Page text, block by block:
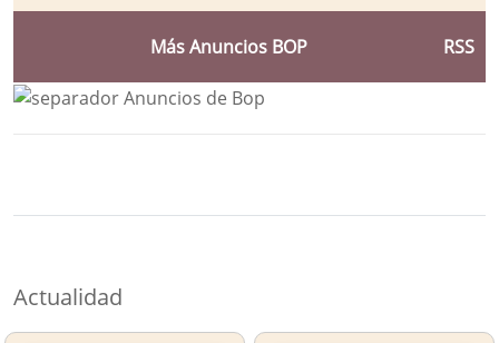
Más Anuncios BOP RSS
Actualidad